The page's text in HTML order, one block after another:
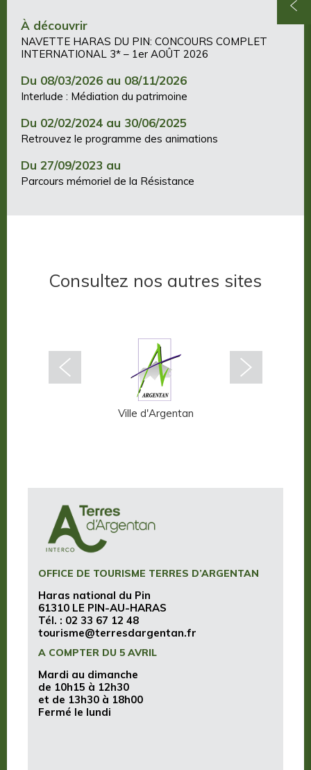
À découvrir
NAVETTE HARAS DU PIN: CONCOURS COMPLET
INTERNATIONAL 3* – 1er AOÛT 2026
Du 08/03/2026 au 08/11/2026
Interlude : Médiation du patrimoine
Du 02/02/2024 au 30/06/2025
Retrouvez le programme des animations
Du 27/09/2023 au
Parcours mémoriel de la Résistance
Consultez nos autres sites
Ville d'Argentan
OFFICE DE TOURISME TERRES D’ARGENTAN
Haras national du Pin
61310 LE PIN-AU-HARAS
Tél. : 02 33 67 12 48
tourisme@terresdargentan.fr
A COMPTER DU 5 AVRIL
Mardi au dimanche
de 10h15 à 12h30
et de 13h30 à 18h00
Fermé le lundi